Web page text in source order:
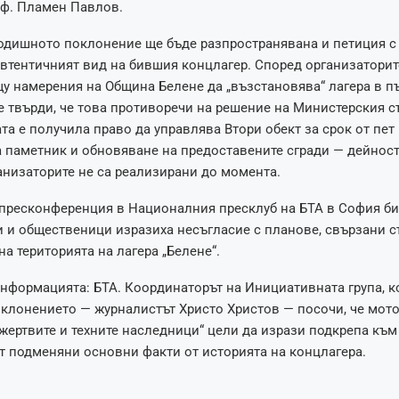
Пламен Павлов.
поклонение ще бъде разпространявана и петиция с
вид на бившия концлагер. Според
намерения на Община Белене да „възстановява“ лагера в
твърди, че това противоречи на решение на Министерския
е получила право да управлява Втори обект за срок от пет
паметник и обновяване на предоставените сгради —
не са реализирани до момента.
в Националния пресклуб на БТА в София
и общественици изразиха несъгласие с планове, свързани
територията на лагера „Белене“.
БТА. Координаторът на Инициативната група,
— журналистът Христо Христов — посочи, че
и техните наследници“ цели да изрази подкрепа
подменяни основни факти от историята на концлагера.